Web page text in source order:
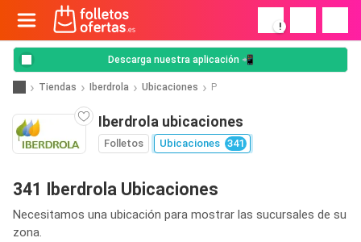
!
Descarga nuestra aplicación 📲
Tiendas Iberdrola Ubicaciones P
Iberdrola ubicaciones
Folletos Ubicaciones 341
341 Iberdrola Ubicaciones
Necesitamos una ubicación para mostrar las sucursales de su
zona.